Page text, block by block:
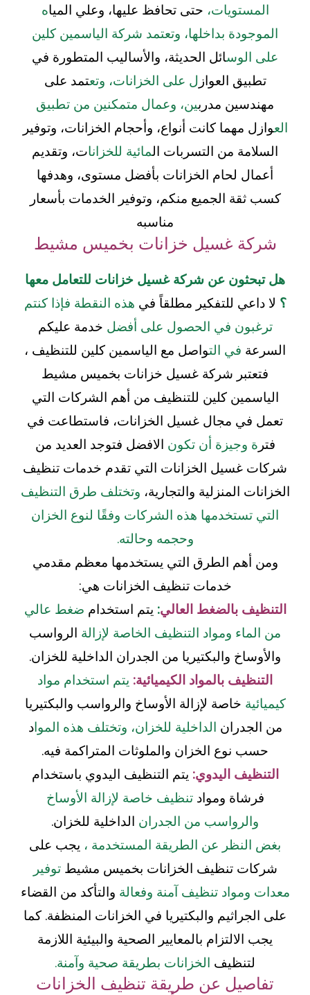
المستويات، حتى تحافظ عليها، وعلي المياه
الموجودة بداخلها، وتعتمد شركة الياسمين كلين
على الوسائل الحديثة، والأساليب المتطورة في
تطبيق العواز ل على الخزانات، وتعتمد على
مهندسين مدربين، وعمال متمكنين من تطبيق
العوازل مهما كانت أنواع، وأحجام الخزانات، وتوفير
السلامة من التسربات المائية للخزانات، وتقديم
أعمال لحام الخزانات بأفضل مستوى، وهدفها
كسب ثقة الجميع منكم، وتوفير الخدمات بأسعار
مناسبه
شركة غسيل خزانات بخميس مشيط
هل تبحثون عن شركة غسيل خزانات للتعامل معها
؟ لا داعي للتفكير مطلقاً في هذه النقطة فإذا كنتم
ترغبون في الحصول على أفضل خدمة عليكم
السرعة في التواصل مع الياسمين كلين للتنظيف ،
فتعتبر شركة غسيل خزانات بخميس مشيط
الياسمين كلين للتنظيف من أهم الشركات التي
تعمل في مجال غسيل الخزانات، فاستطاعت في
فتر ة وجيزة أن تكون الافضل فتوجد العديد من
شركات غسيل الخزانات التي تقدم خدمات تنظيف
الخزانات المنزلية والتجارية، وتختلف طرق التنظيف
التي تستخدمها هذه الشركات وفقًا لنوع الخزان
وحجمه وحالته.
ومن أهم الطرق التي يستخدمها معظم مقدمي
خدمات تنظيف الخزانات هي:
التنظيف بالضغط العالي: يتم استخدام ضغط عالي
من الماء ومواد التنظيف الخاصة لإزالة الرواسب
والأوساخ والبكتيريا من الجدران الداخلية للخزان.
التنظيف بالمواد الكيميائية: يتم استخدام مواد
كيميائية خاصة لإزالة الأوساخ والرواسب والبكتيريا
من الجدران الداخلية للخزان، وتختلف هذه المواد
حسب نوع الخزان والملوثات المتراكمة فيه.
التنظيف اليدوي: يتم التنظيف اليدوي باستخدام
فرشاة وموادتنظيف خاصة لإزالة الأوساخ
والرواسب من الجدران الداخلية للخزان.
بغض النظر عن الطريقة المستخدمة ، يجب على
شركات تنظيف الخزانات بخميس مشيطتوفير
معدات ومواد تنظيف آمنة وفعالة والتأكد من القضاء
على الجراثيم والبكتيريا في الخزانات المنظفة. كما
يجب الالتزام بالمعايير الصحية والبيئية اللازمة
لتنظيف الخزانات بطريقة صحية وآمنة.
تفاصيل عن طريقة تنظيف الخزانات